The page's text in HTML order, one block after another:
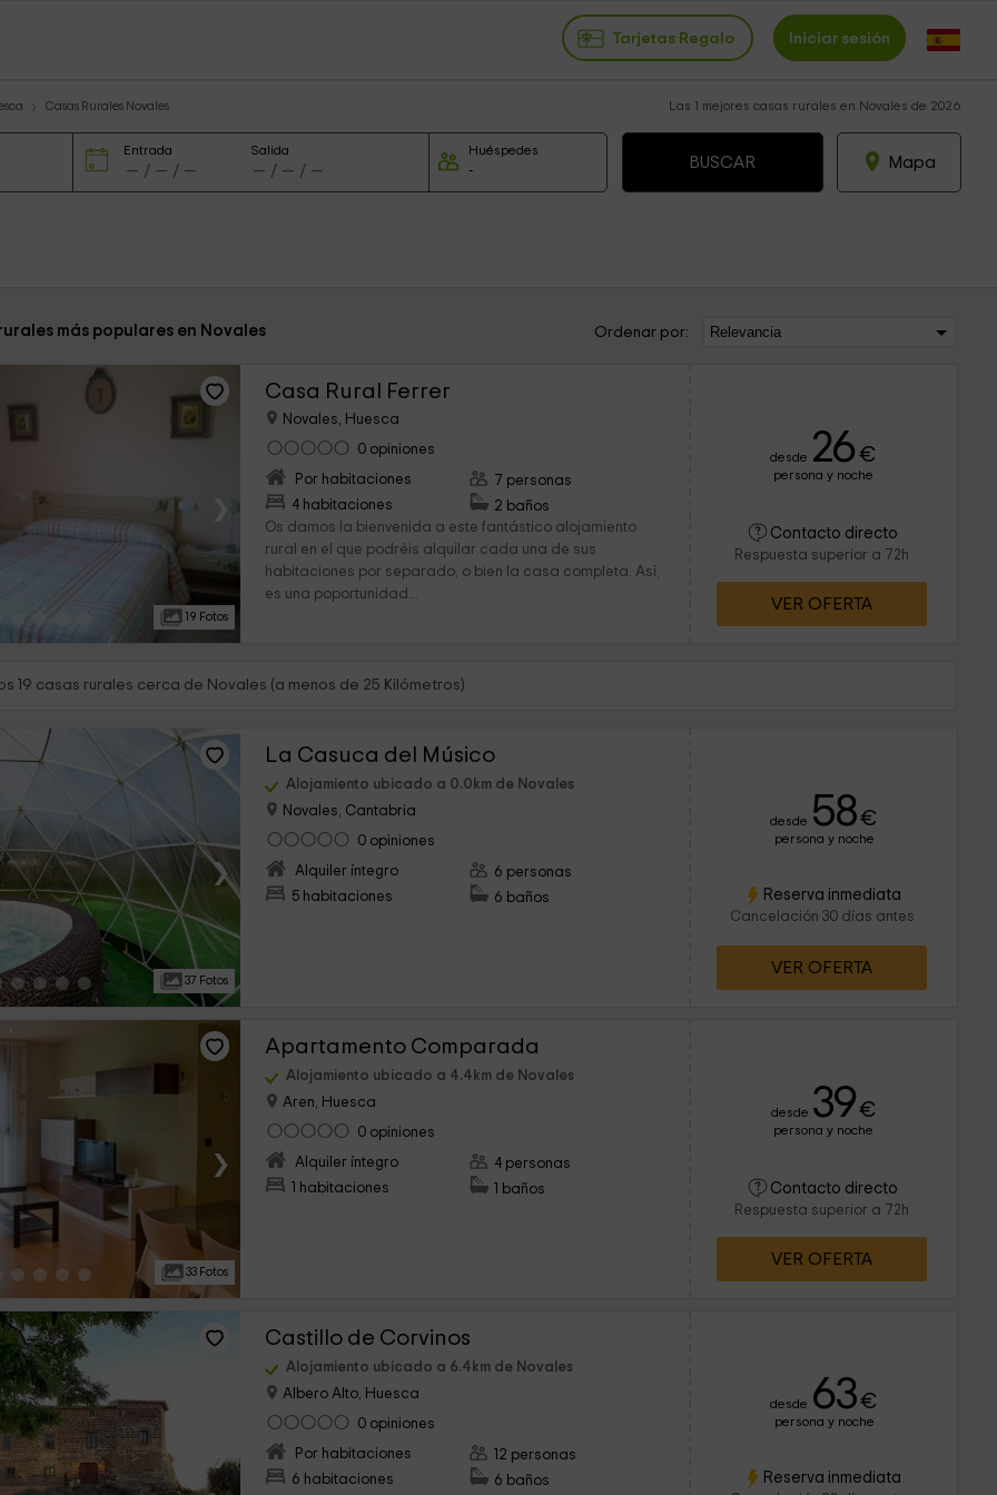
Tarjetas Regalo Iniciar sesión
Casas Rurales Novales Las 1 mejores casas rurales en Novales de 2026
Entrada Salida Huéspedes
Mapa
más populares en Novales Ordenar por:
19 Fotos
Casa Rural Ferrer
Novales, Huesca
0 opiniones
Por habitaciones
4 habitaciones
7 personas
2 baños
Os damos la bienvenida a este fantástico alojamiento
rural en el que podréis alquilar cada una de sus
habitaciones por separado, o bien la casa completa. Así,
es una poportunidad...
desde 26 €
persona y noche
Contacto directo
Respuesta superior a 72h
VER OFERTA
19 casas rurales cerca de Novales (a menos de 25 Kilómetros)
›
37 Fotos
La Casuca del Músico
Alojamiento ubicado a 0.0km de Novales
Novales, Cantabria
0 opiniones
Alquiler íntegro
5 habitaciones
6 personas
6 baños
desde 58€
persona y noche
Reserva inmediata
Cancelación 30 días antes
VER OFERTA
›
33 Fotos
Apartamento Comparada
Alojamiento ubicado a 4.4km de Novales
Aren, Huesca
0 opiniones
Alquiler íntegro
1 habitaciones
4 personas
1 baños
desde 39€
persona y noche
Contacto directo
Respuesta superior a 72h
VER OFERTA
›
Castillo de Corvinos
Alojamiento ubicado a 6.4km de Novales
Albero Alto, Huesca
0 opiniones
Por habitaciones
6 habitaciones
12 personas
6 baños
desde 63€
persona y noche
Reserva inmediata